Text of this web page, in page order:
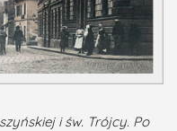
i św. Trójcy. Po